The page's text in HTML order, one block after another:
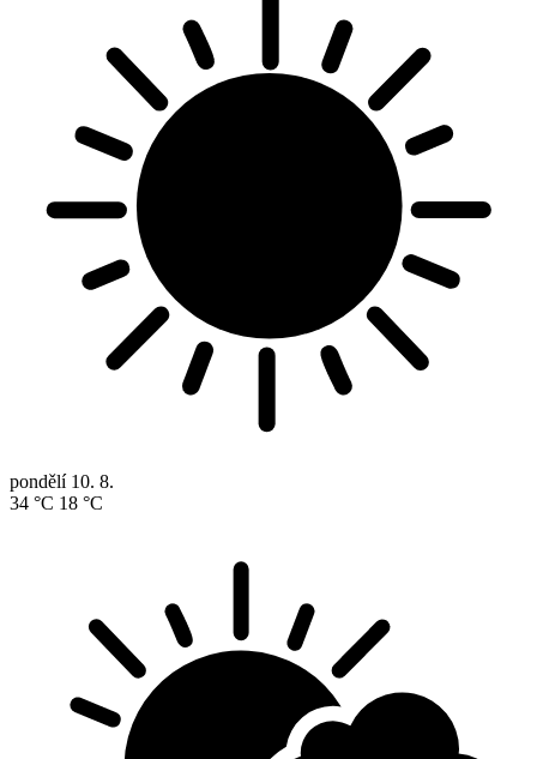
pondělí 10. 8.
34 °C 18 °C